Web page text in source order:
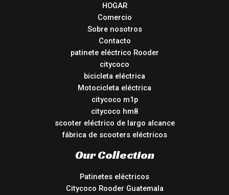
HOGAR
Comercio
Sobre nosotros
Contacto
patinete eléctrico Rooder
citycoco
bicicleta eléctrica
Motocicleta eléctrica
citycoco m1p
citycoco hm8
scooter eléctrico de largo alcance
fábrica de scooters eléctricos
Our Collection
Patinetes eléctricos
Citycoco Rooder Guatemala